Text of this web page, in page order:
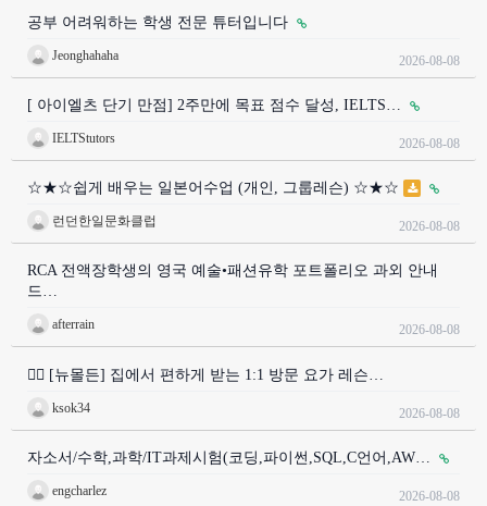
공부 어려워하는 학생 전문 튜터입니다
Jeonghahaha 2026-08-08
[ 아이엘츠 단기 만점] 2주만에 목표 점수 달성, IELTS…
IELTStutors 2026-08-08
☆★☆쉽게 배우는 일본어수업 (개인, 그룹레슨) ☆★☆
런던한일문화클럽 2026-08-08
RCA 전액장학생의 영국 예술•패션유학 포트폴리오 과외 안내
드…
afterrain 2026-08-08
🧘‍♀️ [뉴몰든] 집에서 편하게 받는 1:1 방문 요가 레슨…
ksok34 2026-08-08
자소서/수학,과학/IT과제시험(코딩,파이썬,SQL,C언어,AW…
engcharlez 2026-08-08